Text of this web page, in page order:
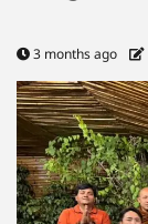
3 months ago